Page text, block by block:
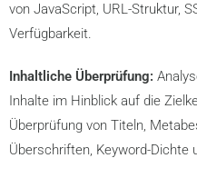
von JavaScript, URL-Struktur,
Verfügbarkeit.
Inhaltliche Überprüfung:
Inhalte im Hinblick auf die
Überprüfung von Titeln,
Überschriften, Keyword-Dichte